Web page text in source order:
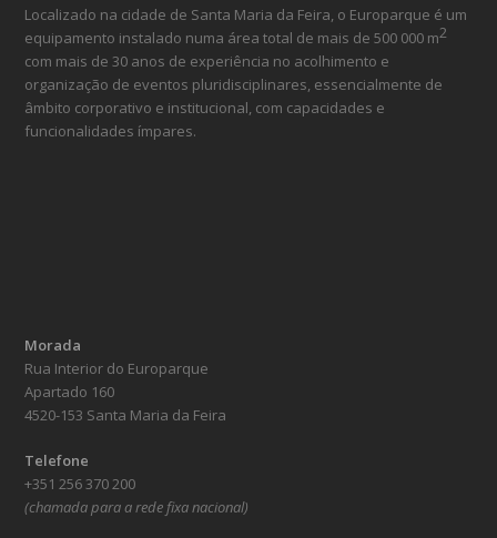
Localizado na cidade de Santa Maria da Feira, o Europarque é um
equipamento instalado numa área total de mais de 500 000 m2
com mais de 30 anos de experiência no acolhimento e
organização de eventos pluridisciplinares, essencialmente de
âmbito corporativo e institucional, com capacidades e
funcionalidades ímpares.
Morada
Rua Interior do Europarque
Apartado 160
4520-153 Santa Maria da Feira
Telefone
+351 256 370 200
(chamada para a rede fixa nacional)